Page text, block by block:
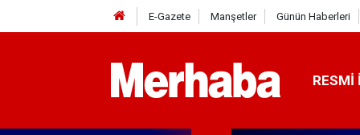
E-Gazete Manşetler Günün Haberleri
RESMI